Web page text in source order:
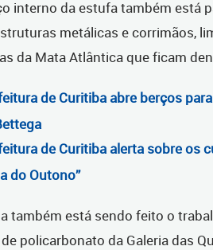
interno da estufa também está
metálicas e corrimãos,
da Mata Atlântica que ficam
de Curitiba abre berços
de Curitiba alerta sobre os
do Outono”
também está sendo feito o
policarbonato da Galeria das